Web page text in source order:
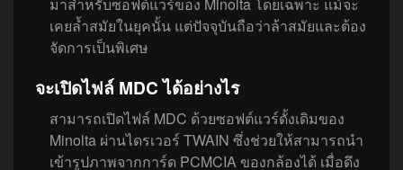
เคยล้ำสมัยในยุคนั้น แต่ปัจจุบันถือว่าล้าสมัยและต้อง
จัดการเป็นพิเศษ
จะเปิดไฟล์ MDC ได้อย่างไร
สามารถเปิดไฟล์ MDC ด้วยซอฟต์แวร์ดั้งเดิมของ
Minolta ผ่านไดรเวอร์ TWAIN ซึ่งช่วยให้สามารถนำ
เข้ารูปภาพจากการ์ด PCMCIA ของกล้องได้ เมื่อดึง